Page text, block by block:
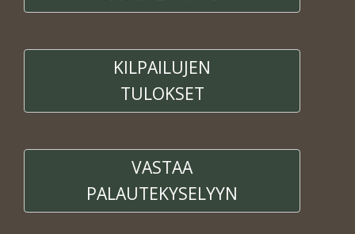
KOKEMUSPISTE
SKENAARIOKILPAILU
KILPAILUJEN
TULOKSET
VASTAA
PALAUTEKYSELYYN